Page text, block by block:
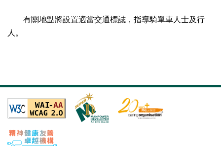
有關地點將設置適當交通標誌，指導騎單車人士及行
人。